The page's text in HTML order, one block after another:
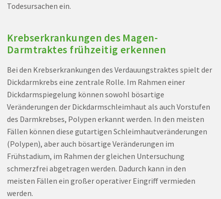
Todesursachen ein.
Krebserkrankungen des Magen-
Darmtraktes frühzeitig erkennen
Bei den Krebserkrankungen des Verdauungstraktes spielt der
Dickdarmkrebs eine zentrale Rolle. Im Rahmen einer
Dickdarmspiegelung können sowohl bösartige
Veränderungen der Dickdarmschleimhaut als auch Vorstufen
des Darmkrebses, Polypen erkannt werden. In den meisten
Fällen können diese gutartigen Schleimhautveränderungen
(Polypen), aber auch bösartige Veränderungen im
Frühstadium, im Rahmen der gleichen Untersuchung
schmerzfrei abgetragen werden. Dadurch kann in den
meisten Fällen ein großer operativer Eingriff vermieden
werden.